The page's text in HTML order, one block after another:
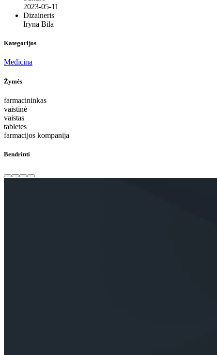
2023-05-11
Dizaineris
Iryna Bila
Kategorijos
Medicina
Žymės
farmacininkas
vaistinė
vaistas
tabletes
farmacijos kompanija
Bendrinti